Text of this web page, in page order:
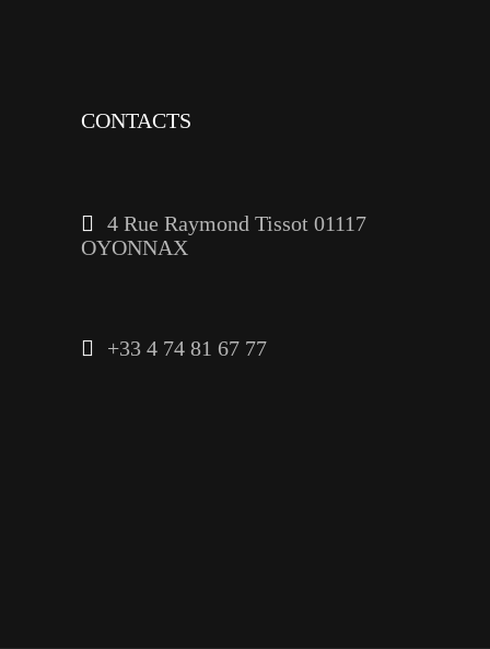
CONTACTS
4 Rue Raymond Tissot 01117
OYONNAX
+33 4 74 81 67 77